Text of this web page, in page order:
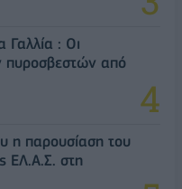
Γαλλία : Οι
πυροσβεστών από
η παρουσίαση του
ΕΛ.Α.Σ. στη